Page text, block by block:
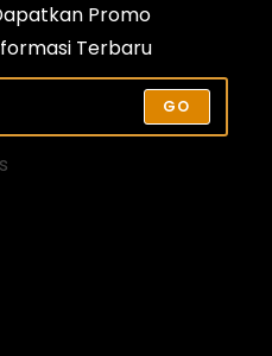
Promo
Terbaru
GO